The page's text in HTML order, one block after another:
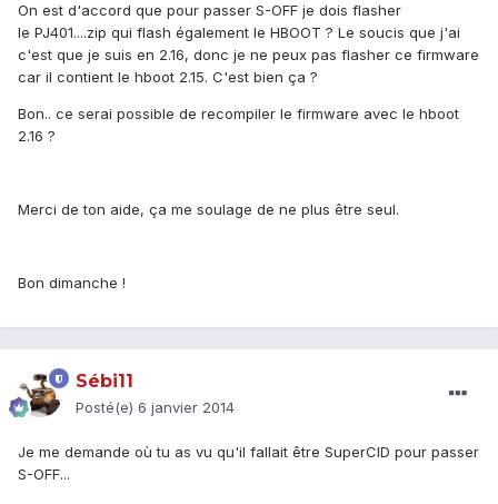
On est d'accord que pour passer S-OFF je dois flasher
le PJ401....zip qui flash également le HBOOT ? Le soucis que j'ai
c'est que je suis en 2.16, donc je ne peux pas flasher ce firmware
car il contient le hboot 2.15. C'est bien ça ?
Bon.. ce serai possible de recompiler le firmware avec le hboot
2.16 ?
Merci de ton aide, ça me soulage de ne plus être seul.
Bon dimanche !
Sébi11
Posté(e) 6 janvier 2014
Je me demande où tu as vu qu'il fallait être SuperCID pour passer
S-OFF...